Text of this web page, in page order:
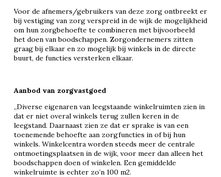
Voor de afnemers/gebruikers van deze zorg ontbreekt er
bij vestiging van zorg verspreid in de wijk de mogelijkheid
om hun zorgbehoefte te combineren met bijvoorbeeld
het doen van boodschappen. Zorgondernemers zitten
graag bij elkaar en zo mogelijk bij winkels in de directe
buurt, de functies versterken elkaar.
Aanbod van zorgvastgoed
,,Diverse eigenaren van leegstaande winkelruimten zien in
dat er niet overal winkels terug zullen keren in de
leegstand. Daarnaast zien ze dat er sprake is van een
toenemende behoefte aan zorgfuncties in of bij hun
winkels. Winkelcentra worden steeds meer de centrale
ontmoetingsplaatsen in de wijk, voor meer dan alleen het
boodschappen doen of winkelen. Een gemiddelde
winkelruimte is echter zo’n 100 m2.